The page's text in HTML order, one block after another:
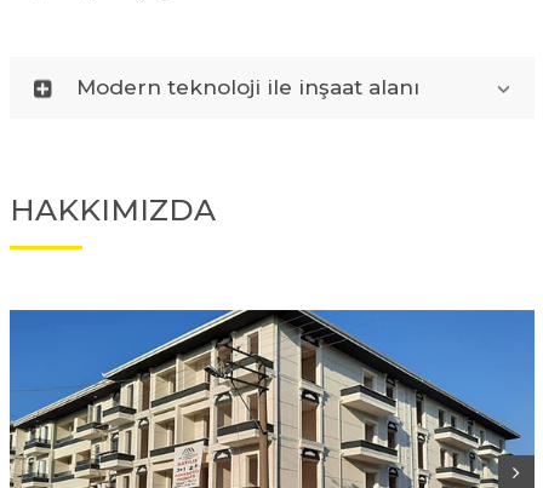
Modern teknoloji ile inşaat alanı
HAKKIMIZDA